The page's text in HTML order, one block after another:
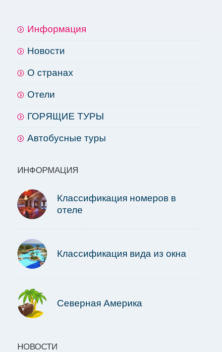
Информация
Новости
О странах
Отели
ГОРЯЩИЕ ТУРЫ
Автобусные туры
ИНФОРМАЦИЯ
Классификация номеров в
отеле
Классификация вида из окна
Северная Америка
НОВОСТИ